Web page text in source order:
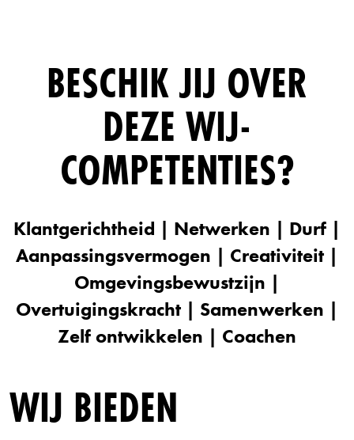
BESCHIK JIJ OVER
DEZE WIJ-
COMPETENTIES?
Klantgerichtheid | Netwerken | Durf |
Aanpassingsvermogen | Creativiteit |
Omgevingsbewustzijn |
Overtuigingskracht | Samenwerken |
Zelf ontwikkelen | Coachen
WIJ BIEDEN